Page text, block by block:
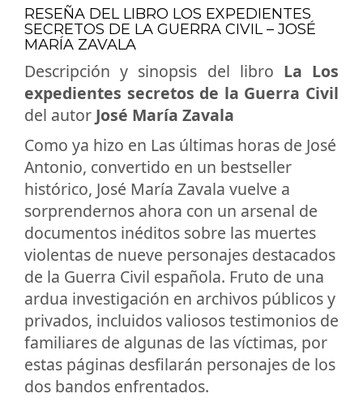
RESEÑA DEL LIBRO LOS EXPEDIENTES
SECRETOS DE LA GUERRA CIVIL – JOSÉ
MARÍA ZAVALA
Descripción y sinopsis del libro La Los
expedientes secretos de la Guerra Civil
del autor José María Zavala
Como ya hizo en Las últimas horas de José
Antonio, convertido en un bestseller
histórico, José María Zavala vuelve a
sorprendernos ahora con un arsenal de
documentos inéditos sobre las muertes
violentas de nueve personajes destacados
de la Guerra Civil española. Fruto de una
ardua investigación en archivos públicos y
privados, incluidos valiosos testimonios de
familiares de algunas de las víctimas, por
estas páginas desfilarán personajes de los
dos bandos enfrentados.